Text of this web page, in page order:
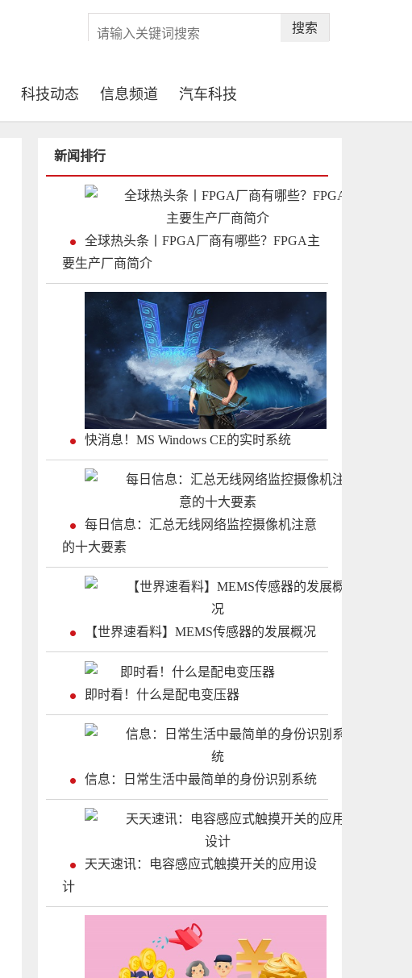
搜索
科技动态 信息频道 汽车科技
新闻排行
全球热头条丨FPGA厂商有哪些？FPGA主
要生产厂商简介
快消息！MS Windows CE的实时系统
每日信息：汇总无线网络监控摄像机注意
的十大要素
【世界速看料】MEMS传感器的发展概况
即时看！什么是配电变压器
信息：日常生活中最简单的身份识别系统
天天速讯：电容感应式触摸开关的应用设
计